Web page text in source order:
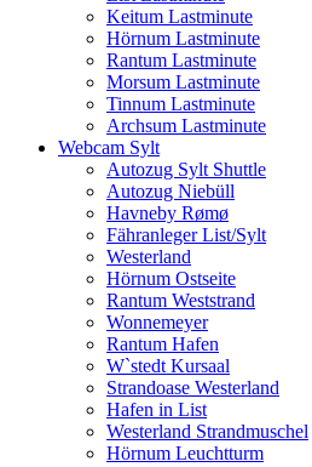
Keitum Lastminute
Hörnum Lastminute
Rantum Lastminute
Morsum Lastminute
Tinnum Lastminute
Archsum Lastminute
Webcam Sylt
Autozug Sylt Shuttle
Autozug Niebüll
Havneby Rømø
Fähranleger List/Sylt
Westerland
Hörnum Ostseite
Rantum Weststrand
Wonnemeyer
Rantum Hafen
W`stedt Kursaal
Strandoase Westerland
Hafen in List
Westerland Strandmuschel
Hörnum Leuchtturm